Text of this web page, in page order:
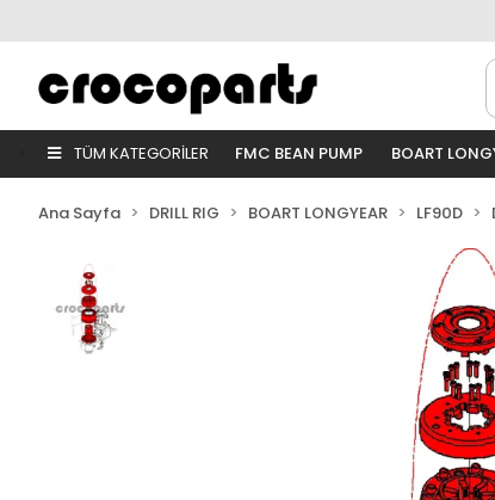
TÜM KATEGORİLER FMC BEAN PUMP BOART
Ana Sayfa DRILL RIG BOART LONGYEAR LF90D